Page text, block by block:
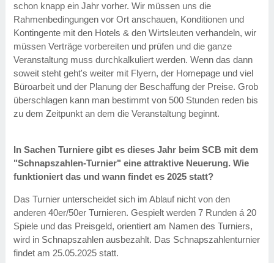
schon knapp ein Jahr vorher. Wir müssen uns die
Rahmenbedingungen vor Ort anschauen, Konditionen und
Kontingente mit den Hotels & den Wirtsleuten verhandeln, wir
müssen Verträge vorbereiten und prüfen und die ganze
Veranstaltung muss durchkalkuliert werden. Wenn das dann
soweit steht geht's weiter mit Flyern, der Homepage und viel
Büroarbeit und der Planung der Beschaffung der Preise. Grob
überschlagen kann man bestimmt von 500 Stunden reden bis
zu dem Zeitpunkt an dem die Veranstaltung beginnt.
In Sachen Turniere gibt es dieses Jahr beim SCB mit dem
"Schnapszahlen-Turnier" eine attraktive Neuerung. Wie
funktioniert das und wann findet es 2025 statt?
Das Turnier unterscheidet sich im Ablauf nicht von den
anderen 40er/50er Turnieren. Gespielt werden 7 Runden á 20
Spiele und das Preisgeld, orientiert am Namen des Turniers,
wird in Schnapszahlen ausbezahlt. Das Schnapszahlenturnier
findet am 25.05.2025 statt.